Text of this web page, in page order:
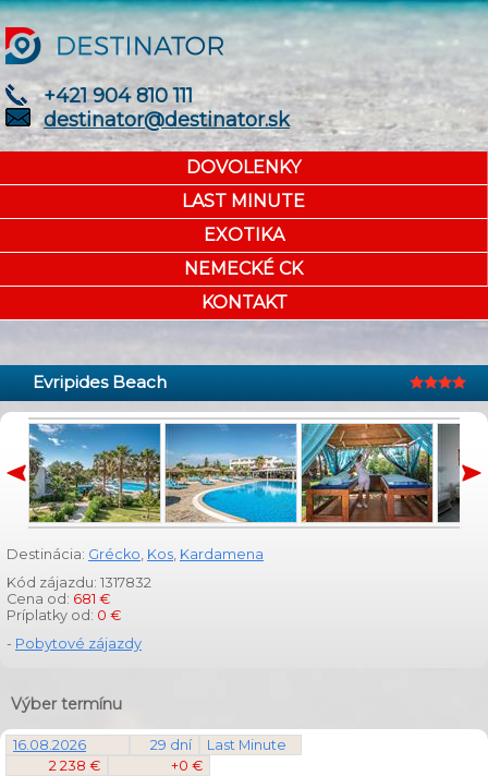
+421 904 810 111
destinator@destinator.sk
DOVOLENKY
LAST MINUTE
EXOTIKA
NEMECKÉ CK
KONTAKT
Evripides Beach
Destinácia: Grécko, Kos, Kardamena
Kód zájazdu: 1317832
Cena od: 681 €
Príplatky od: 0 €
- Pobytové zájazdy
Výber termínu
16.08.2026 29 dní
Last Minute
2 238 €
+0 €